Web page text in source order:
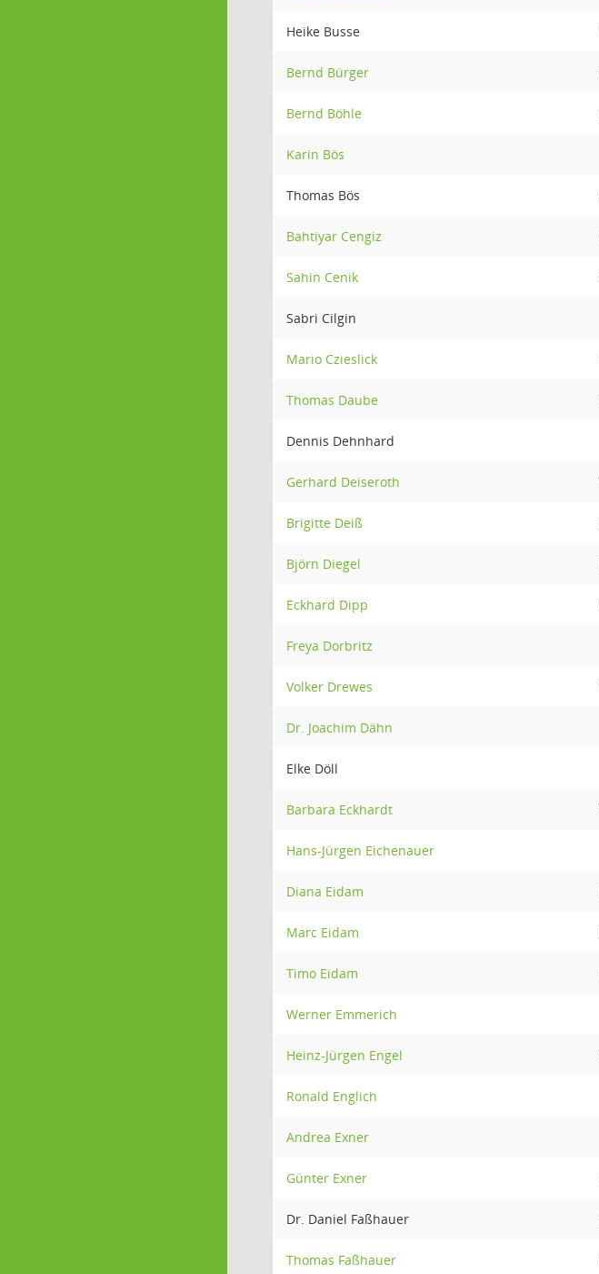
Heike Busse
Bernd Bürger
Bernd Böhle
Karin Bös
Thomas Bös
Bahtiyar Cengiz
Sahin Cenik
Sabri Cilgin
Mario Czieslick
Thomas Daube
Dennis Dehnhard
Gerhard Deiseroth
Brigitte Deiß
Björn Diegel
Eckhard Dipp
Freya Dorbritz
Volker Drewes
Dr. Joachim Dähn
Elke Döll
Barbara Eckhardt
Hans-Jürgen Eichenauer
Diana Eidam
Marc Eidam
Timo Eidam
Werner Emmerich
Heinz-Jürgen Engel
Ronald Englich
Andrea Exner
Günter Exner
Dr. Daniel Faßhauer
Thomas Faßhauer